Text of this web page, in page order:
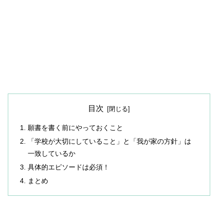
目次
願書を書く前にやっておくこと
「学校が大切にしていること」と「我が家の方針」は
一致しているか
具体的エピソードは必須！
まとめ